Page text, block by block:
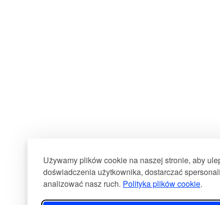
Używamy plików cookie na naszej stronie, aby
doświadczenia użytkownika, dostarczać
analizować nasz ruch. Polityka plików cookie.